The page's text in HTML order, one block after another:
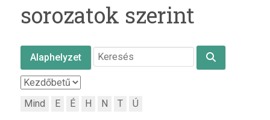
sorozatok szerint
Alaphelyzet
Mind E É H N T Ú